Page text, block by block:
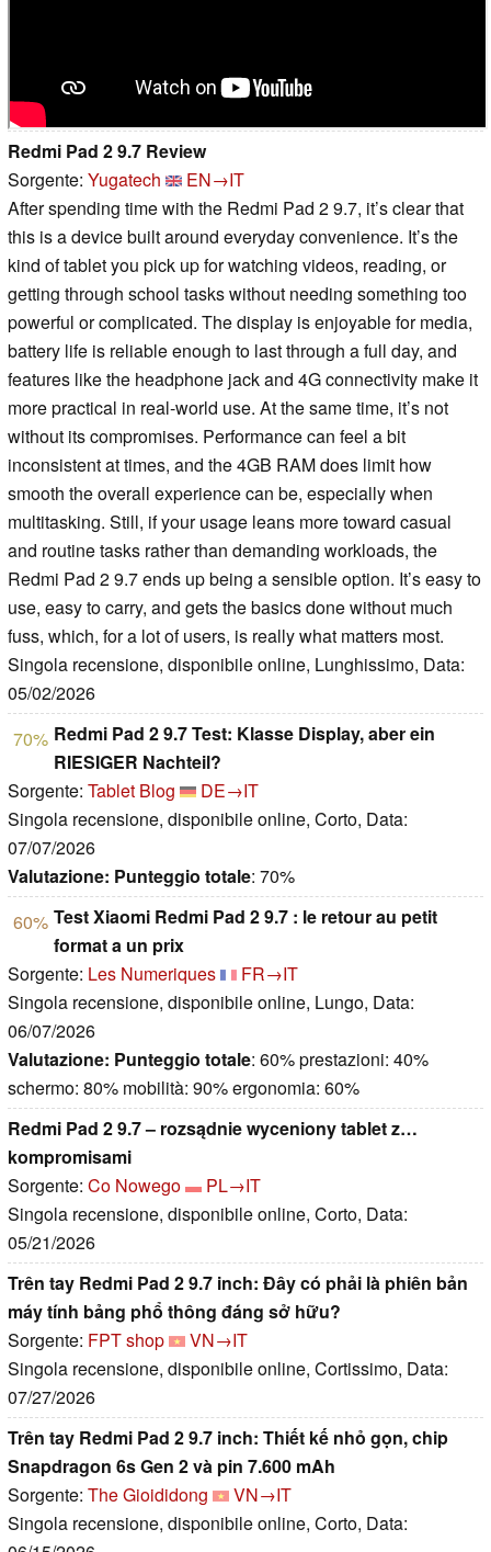
Redmi Pad 2 9.7 Review
Sorgente: Yugatech
EN→IT
After spending time with the Redmi Pad 2 9.7, it’s clear that
this is a device built around everyday convenience. It’s the
kind of tablet you pick up for watching videos, reading, or
getting through school tasks without needing something too
powerful or complicated. The display is enjoyable for media,
battery life is reliable enough to last through a full day, and
features like the headphone jack and 4G connectivity make it
more practical in real-world use. At the same time, it’s not
without its compromises. Performance can feel a bit
inconsistent at times, and the 4GB RAM does limit how
smooth the overall experience can be, especially when
multitasking. Still, if your usage leans more toward casual
and routine tasks rather than demanding workloads, the
Redmi Pad 2 9.7 ends up being a sensible option. It’s easy to
use, easy to carry, and gets the basics done without much
fuss, which, for a lot of users, is really what matters most.
Singola recensione, disponibile online, Lunghissimo, Data:
05/02/2026
70% Redmi Pad 2 9.7 Test: Klasse Display, aber ein
RIESIGER Nachteil?
Sorgente: Tablet Blog
DE→IT
Singola recensione, disponibile online, Corto, Data:
07/07/2026
Valutazione: Punteggio totale: 70%
60% Test Xiaomi Redmi Pad 2 9.7 : le retour au petit
format a un prix
Sorgente: Les Numeriques
FR→IT
Singola recensione, disponibile online, Lungo, Data:
06/07/2026
Valutazione: Punteggio totale: 60% prestazioni: 40%
schermo: 80% mobilità: 90% ergonomia: 60%
Redmi Pad 2 9.7 – rozsądnie wyceniony tablet z…
kompromisami
Sorgente: Co Nowego
PL→IT
Singola recensione, disponibile online, Corto, Data:
05/21/2026
Trên tay Redmi Pad 2 9.7 inch: Đây có phải là phiên bản
máy tính bảng phổ thông đáng sở hữu?
Sorgente: FPT shop
VN→IT
Singola recensione, disponibile online, Cortissimo, Data:
07/27/2026
Trên tay Redmi Pad 2 9.7 inch: Thiết kế nhỏ gọn, chip
Snapdragon 6s Gen 2 và pin 7.600 mAh
Sorgente: The Gioididong
VN→IT
Singola recensione, disponibile online, Corto, Data: